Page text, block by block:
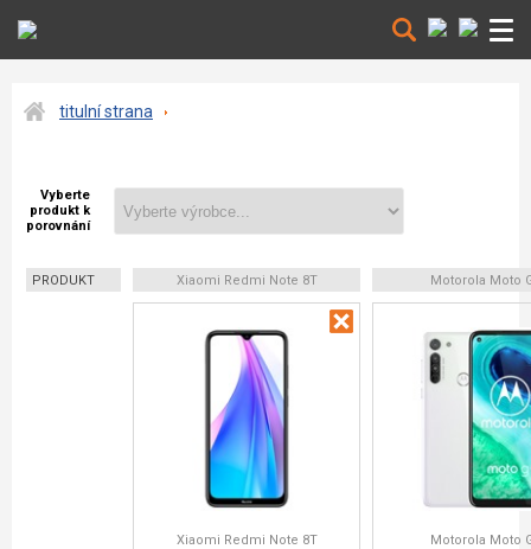
titulní strana
Vyberte
produkt k
porovnání
PRODUKT Xiaomi Redmi Note 8T Motorola Moto
Xiaomi Redmi Note 8T Motorola Moto